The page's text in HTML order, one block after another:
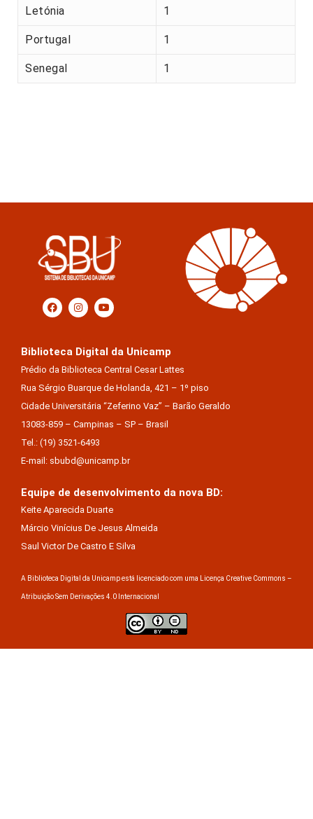
Letónia 1
Portugal 1
Senegal 1
Biblioteca Digital da Unicamp
Prédio da Biblioteca Central Cesar Lattes
Rua Sérgio Buarque de Holanda, 421 – 1º piso
Cidade Universitária “Zeferino Vaz” – Barão Geraldo
13083-859 – Campinas – SP – Brasil
Tel.: (19) 3521-6493
E-mail: sbubd@unicamp.br
Equipe de desenvolvimento da nova BD:
Keite Aparecida Duarte
Márcio Vinícius De Jesus Almeida
Saul Victor De Castro E Silva
A Biblioteca Digital da Unicamp está licenciado com uma Licença Creative Commons –
Atribuição Sem Derivações 4.0 Internacional